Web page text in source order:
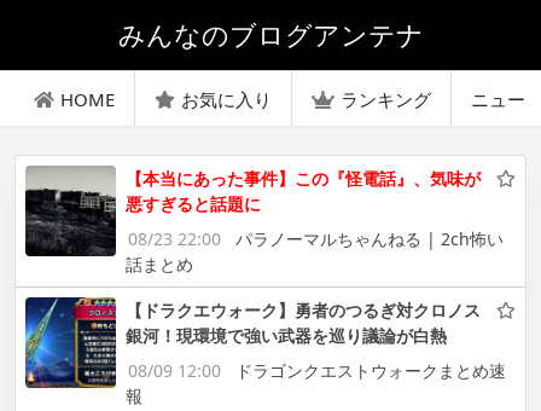
みんなのブログアンテナ
HOME お気に入り ランキング ニュー
【本当にあった事件】この『怪電話』、気味が
悪すぎると話題に
08/23 22:00
パラノーマルちゃんねる | 2ch怖い
話まとめ
【ドラクエウォーク】勇者のつるぎ対クロノス
銀河！現環境で強い武器を巡り議論が白熱
08/09 12:00
ドラゴンクエストウォークまとめ速
報